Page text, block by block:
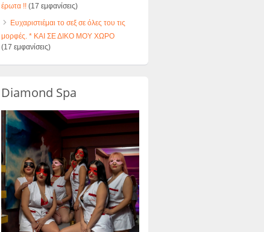
έρωτα !!(17 εμφανίσεις)
Ευχαριστιέμαι το σεξ σε όλες του τις
μορφές. * ΚΑΙ ΣΕ ΔΙΚΟ ΜΟΥ ΧΩΡΟ
(17 εμφανίσεις)
Diamond Spa